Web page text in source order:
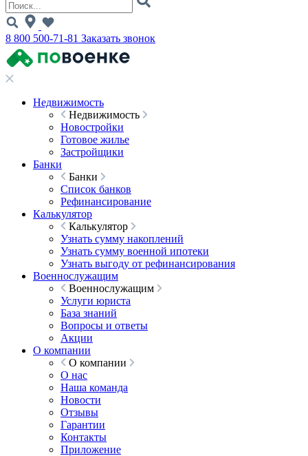
8 800 500-71-81 Заказать звонок
Недвижимость
Недвижимость
Новостройки
Готовое жилье
Застройщики
Банки
Банки
Список банков
Рефинансирование
Калькулятор
Калькулятор
Узнать сумму накоплений
Узнать сумму военной ипотеки
Узнать выгоду от рефинансирования
Военнослужащим
Военнослужащим
Услуги юриста
База знаний
Вопросы и ответы
Акции
О компании
О компании
О нас
Наша команда
Новости
Отзывы
Гарантии
Контакты
Приложение